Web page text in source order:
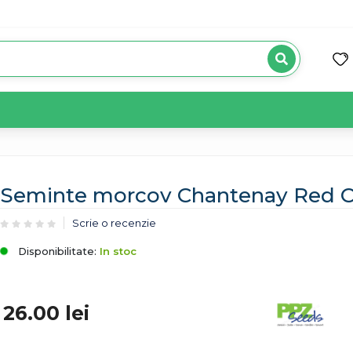
Seminte morcov Chantenay Red
Scrie o recenzie
Disponibilitate: In stoc
26.00 lei